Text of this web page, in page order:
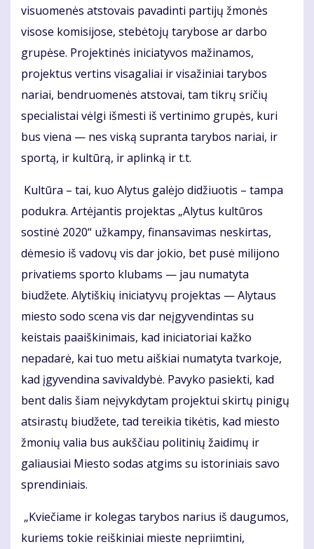
visuomenės atstovais pavadinti partijų žmonės
visose komisijose, stebėtojų tarybose ar darbo
grupėse. Projektinės iniciatyvos mažinamos,
projektus vertins visagaliai ir visažiniai tarybos
nariai, bendruomenės atstovai, tam tikrų sričių
specialistai vėlgi išmesti iš vertinimo grupės, kuri
bus viena — nes viską supranta tarybos nariai, ir
sportą, ir kultūrą, ir aplinką ir t.t.
Kultūra – tai, kuo Alytus galėjo didžiuotis – tampa
podukra. Artėjantis projektas „Alytus kultūros
sostinė 2020“ užkampy, finansavimas neskirtas,
dėmesio iš vadovų vis dar jokio, bet pusė milijono
privatiems sporto klubams — jau numatyta
biudžete. Alytiškių iniciatyvų projektas — Alytaus
miesto sodo scena vis dar neįgyvendintas su
keistais paaiškinimais, kad iniciatoriai kažko
nepadarė, kai tuo metu aiškiai numatyta tvarkoje,
kad įgyvendina savivaldybė. Pavyko pasiekti, kad
bent dalis šiam neįvykdytam projektui skirtų pinigų
atsirastų biudžete, tad tereikia tikėtis, kad miesto
žmonių valia bus aukščiau politinių žaidimų ir
galiausiai Miesto sodas atgims su istoriniais savo
sprendiniais.
„Kviečiame ir kolegas tarybos narius iš daugumos,
kuriems tokie reiškiniai mieste nepriimtini,